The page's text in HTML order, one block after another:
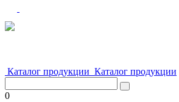
Каталог продукции Каталог продукции
0